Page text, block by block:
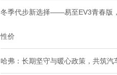
冬季代步新选择——易至EV3青春版
性价
哈弗：长期坚守与暖心政策，共筑汽